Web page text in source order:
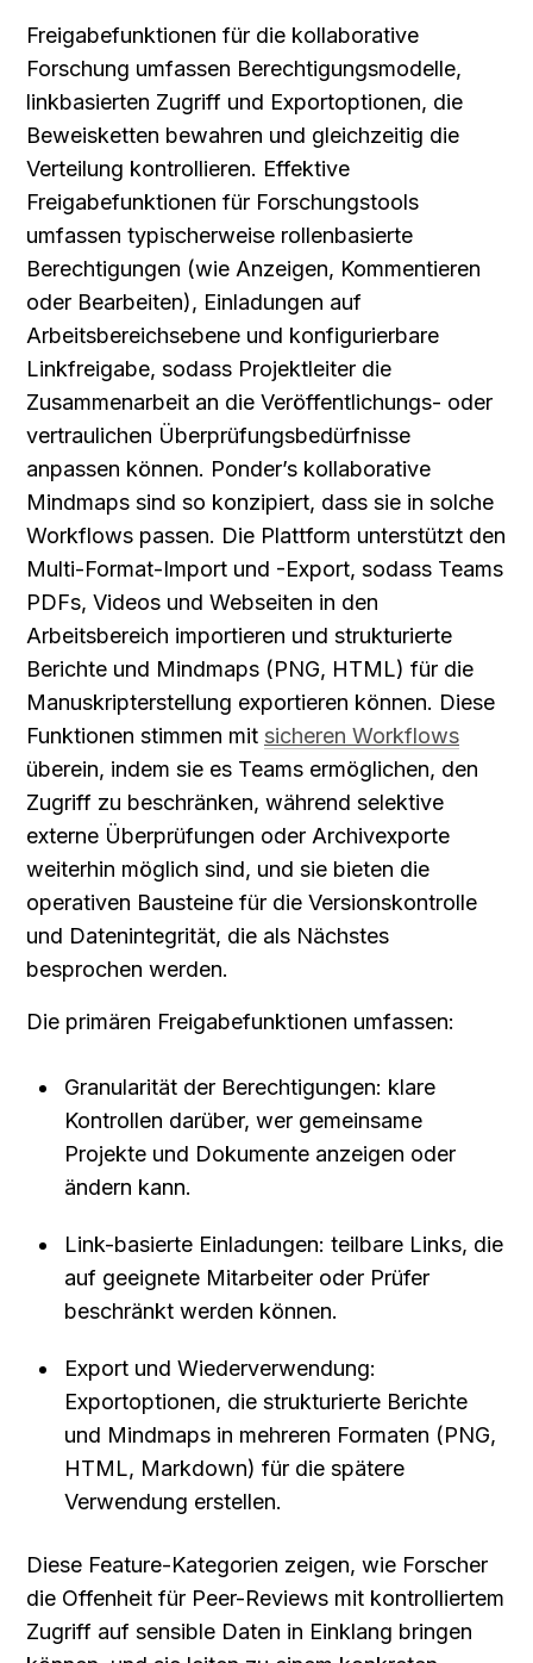
Freigabefunktionen für die kollaborative
Forschung umfassen Berechtigungsmodelle,
linkbasierten Zugriff und Exportoptionen, die
Beweisketten bewahren und gleichzeitig die
Verteilung kontrollieren. Effektive
Freigabefunktionen für Forschungstools
umfassen typischerweise rollenbasierte
Berechtigungen (wie Anzeigen, Kommentieren
oder Bearbeiten), Einladungen auf
Arbeitsbereichsebene und konfigurierbare
Linkfreigabe, sodass Projektleiter die
Zusammenarbeit an die Veröffentlichungs- oder
vertraulichen Überprüfungsbedürfnisse
anpassen können. Ponder’s kollaborative
Mindmaps sind so konzipiert, dass sie in solche
Workflows passen. Die Plattform unterstützt den
Multi-Format-Import und -Export, sodass Teams
PDFs, Videos und Webseiten in den
Arbeitsbereich importieren und strukturierte
Berichte und Mindmaps (PNG, HTML) für die
Manuskripterstellung exportieren können. Diese
Funktionen stimmen mit sicheren Workflows
überein, indem sie es Teams ermöglichen, den
Zugriff zu beschränken, während selektive
externe Überprüfungen oder Archivexporte
weiterhin möglich sind, und sie bieten die
operativen Bausteine für die Versionskontrolle
und Datenintegrität, die als Nächstes
besprochen werden.
Die primären Freigabefunktionen umfassen:
Granularität der Berechtigungen: klare
Kontrollen darüber, wer gemeinsame
Projekte und Dokumente anzeigen oder
ändern kann.
Link-basierte Einladungen: teilbare Links, die
auf geeignete Mitarbeiter oder Prüfer
beschränkt werden können.
Export und Wiederverwendung:
Exportoptionen, die strukturierte Berichte
und Mindmaps in mehreren Formaten (PNG,
HTML, Markdown) für die spätere
Verwendung erstellen.
Diese Feature-Kategorien zeigen, wie Forscher
die Offenheit für Peer-Reviews mit kontrolliertem
Zugriff auf sensible Daten in Einklang bringen